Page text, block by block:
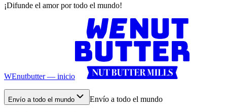
¡Difunde el amor por todo el mundo!
WEnutbutter — inicio
Envío a todo el mundo Envío a todo el mundo